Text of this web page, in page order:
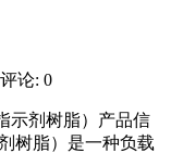
评论: 0
示剂树脂）产品信
树脂）是一种负载